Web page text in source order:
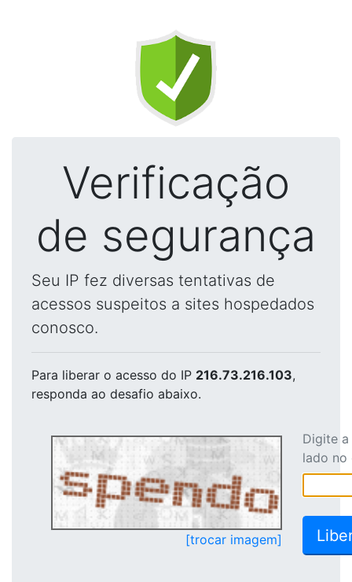
Verificação
de segurança
Seu IP fez diversas tentativas de
acessos suspeitos a sites hospedados
conosco.
Para liberar o acesso do IP 216.73.216.103,
responda ao desafio abaixo.
[trocar imagem]
Digite
lado no